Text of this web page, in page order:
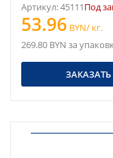
Артикул: 45111Под
53.96 BYN/ кг.
269.80 BYN за
ЗАКАЗАТЬ